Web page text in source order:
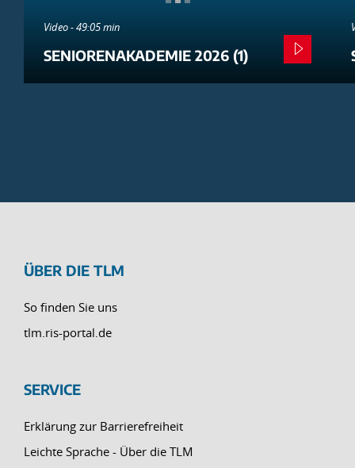
Video - 49:05 min
SENIORENAKADEMIE 2026 (1)
ÜBER DIE TLM
So finden Sie uns
tlm.ris-portal.de
SERVICE
Erklärung zur Barrierefreiheit
Leichte Sprache - Über die TLM